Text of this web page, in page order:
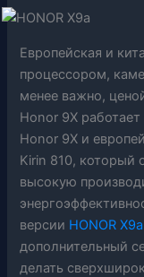
Европейская и
процессором,
менее важно,
Honor 9X
Honor 9X и
Kirin 810, который
высокую
версии HONOR
дополнительный
делать